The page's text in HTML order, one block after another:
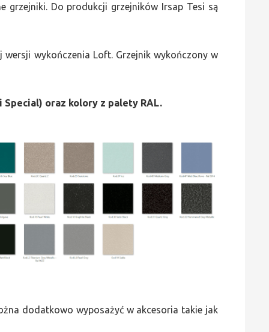
grzejniki. Do produkcji grzejników Irsap Tesi są
wykończenia Loft. Grzejnik wykończony w
oraz kolory z palety RAL.
dodatkowo wyposażyć w akcesoria takie jak